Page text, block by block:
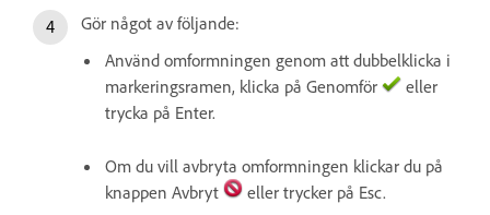
Gör något av följande:
Använd omformningen genom att dubbelklicka i
markeringsramen, klicka på Genomför
eller
trycka på Enter.
Om du vill avbryta omformningen klickar du på
knappen Avbryt
eller trycker på Esc.